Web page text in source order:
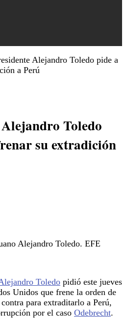
Alejandro Toledo pide a
a Perú
Toledo
su extradición
Alejandro Toledo. EFE
Toledo pidió este jueves
Unidos que frene la orden de
para extraditarlo a Perú,
por el caso Odebrecht.